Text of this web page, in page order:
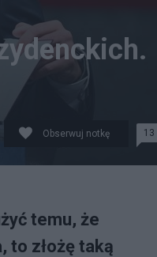
Obserwuj notkę 13
temu, że
to złożę taką